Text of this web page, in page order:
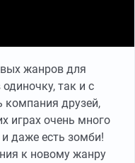
жанров для
так и с
компания друзей,
играх очень много
даже есть зомби!
к новому жанру